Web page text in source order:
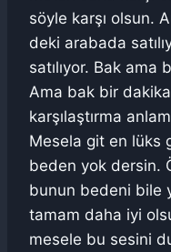
söyle karşı olsun.
deki arabada
satılıyor. Bak ama
Ama bak bir dakika
karşılaştırma
Mesela git en lüks
beden yok dersin.
bunun bedeni bile
tamam daha iyi
mesele bu sesini